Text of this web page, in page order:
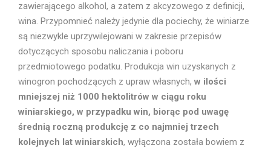
zawierającego alkohol, a zatem z akcyzowego z definicji,
wina. Przypomnieć należy jedynie dla pociechy, że winiarze
są niezwykle uprzywilejowani w zakresie przepisów
dotyczących sposobu naliczania i poboru
przedmiotowego podatku. Produkcja win uzyskanych z
winogron pochodzących z upraw własnych, w ilości
mniejszej niż 1000 hektolitrów w ciągu roku
winiarskiego, w przypadku win, biorąc pod uwagę
średnią roczną produkcję z co najmniej trzech
kolejnych lat winiarskich, wyłączona została bowiem z